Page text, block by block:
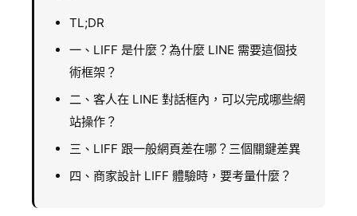
TL;DR
一、LIFF 是什麼？為什麼 LINE 需要這個技
術框架？
二、客人在 LINE 對話框內，可以完成哪些網
站操作？
三、LIFF 跟一般網頁差在哪？三個關鍵差異
四、商家設計 LIFF 體驗時，要考量什麼？